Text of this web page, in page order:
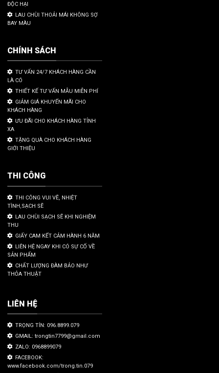
ĐỘC HẠI
LAU CHÙI THOẢI MÁI KHÔNG SỢ
BAY MÀU
CHÍNH SÁCH
TƯ VẤN 24/7 KHÁCH HÀNG CẦN
LÀ CÓ
THIẾT KẾ TƯ VẤN MẪU MIỄN PHÍ
GIẢM GIÁ KHUYẾN MÃI CHO
KHÁCH HÀNG
ƯU ĐÃI CHO KHÁCH HÀNG TỈNH
XA
TẶNG QUÀ CHO KHÁCH HÀNG
GIỚI THIỆU
THI CÔNG
THI CÔNG VUI VẼ, NHIỆT
TÌNH,SẠCH SẼ
LAU CHÙI SẠCH SẼ KHI NGHIỆM
THU
GIẤY CAM KẾT CẢM HÀNH 6 NĂM
LIÊN HỆ NGAY KHI CÓ SỰ CỐ VỀ
SẢN PHẨM
CHẤT LƯỢNG ĐÀM BẢO NHƯ
THỎA THUẬT
LIÊN HỆ
TRỌNG TÍN: 096.8899.079
GMAIL: trongtin7799@gmail.com
ZALO: 0968899079
FACEBOOK:
www.facebook.com/trong.tin.079